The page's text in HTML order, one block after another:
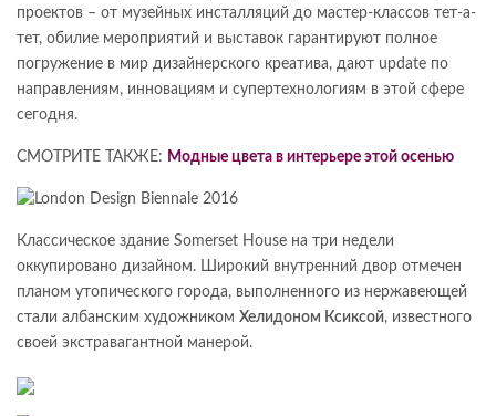
проектов – от музейных инсталляций до мастер-классов тет-а-
тет, обилие мероприятий и выставок гарантируют полное
погружение в мир дизайнерского креатива, дают update по
направлениям, инновациям и супертехнологиям в этой сфере
сегодня.
СМОТРИТЕ ТАКЖЕ: Модные цвета в интерьере этой осенью
Классическое здание Somerset House на три недели
оккупировано дизайном. Широкий внутренний двор отмечен
планом утопического города, выполненного из нержавеющей
стали албанским художником Хелидоном Ксиксой, известного
своей экстравагантной манерой.